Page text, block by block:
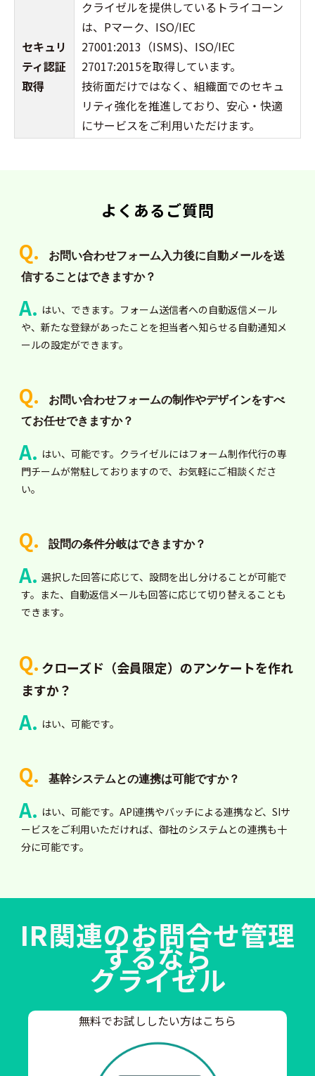
セキュリ
ティ認証
取得
クライゼルを提供しているトライコーン
は、Pマーク、ISO/IEC
27001:2013（ISMS)、ISO/IEC
27017:2015を取得しています。
技術面だけではなく、組織面でのセキュ
リティ強化を推進しており、安心・快適
にサービスをご利用いただけます。
よくあるご質問
お問い合わせフォーム入力後に自動メールを送
信することはできますか？
はい、できます。フォーム送信者への自動返信メール
や、新たな登録があったことを担当者へ知らせる自動通知メ
ールの設定ができます。
お問い合わせフォームの制作やデザインをすべ
てお任せできますか？
はい、可能です。クライゼルにはフォーム制作代行の専
門チームが常駐しておりますので、お気軽にご相談くださ
い。
設問の条件分岐はできますか？
選択した回答に応じて、設問を出し分けることが可能で
す。また、自動返信メールも回答に応じて切り替えることも
できます。
クローズド（会員限定）のアンケートを作れ
ますか？
はい、可能です。
基幹システムとの連携は可能ですか？
はい、可能です。API連携やバッチによる連携など、SIサ
ービスをご利用いただければ、御社のシステムとの連携も十
分に可能です。
IR関連のお問合せ管理
するなら
クライゼル
無料でお試ししたい方はこちら